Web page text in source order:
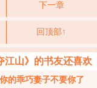
下一章
回顶部↑
江山》的书友还喜欢
的乖巧妻子不要你了